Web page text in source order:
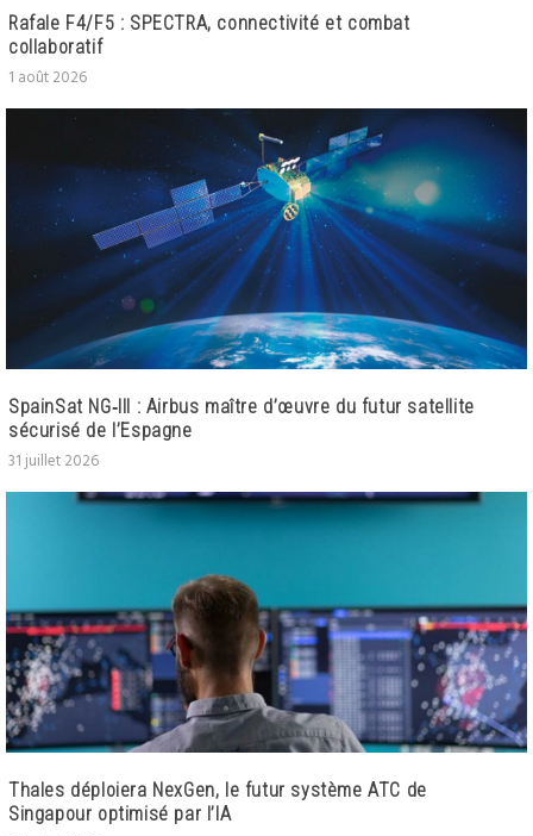
Rafale F4/F5 : SPECTRA, connectivité et combat
collaboratif
1 août 2026
SpainSat NG‑III : Airbus maître d’œuvre du futur satellite
sécurisé de l’Espagne
31 juillet 2026
Thales déploiera NexGen, le futur système ATC de
Singapour optimisé par l’IA